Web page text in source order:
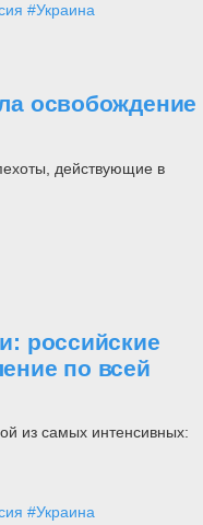
#Украина
освобождение
действующие в
российские
по всей
из самых интенсивных:
#Украина